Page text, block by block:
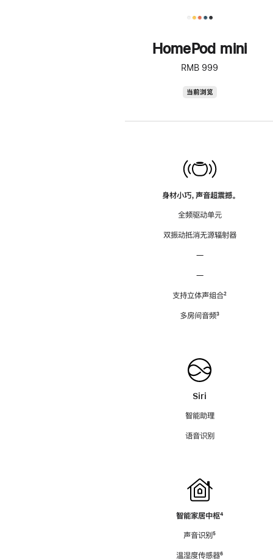
HomePod mini
RMB 999
当前浏览
身材小巧，声音超震撼。
全频驱动单元
双振动抵消无源辐射器
—
—
支持立体声组合脚
²
多房间音频脚
³
Siri
智能助理
语音识别
智能家居中枢脚
⁴
声音识别脚
⁵
温湿度传感器脚
⁶